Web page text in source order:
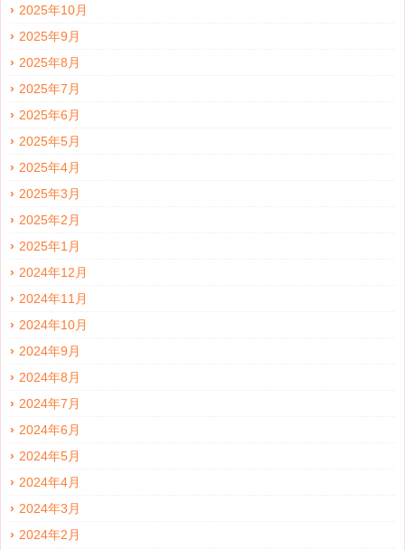
2025年10月
2025年9月
2025年8月
2025年7月
2025年6月
2025年5月
2025年4月
2025年3月
2025年2月
2025年1月
2024年12月
2024年11月
2024年10月
2024年9月
2024年8月
2024年7月
2024年6月
2024年5月
2024年4月
2024年3月
2024年2月